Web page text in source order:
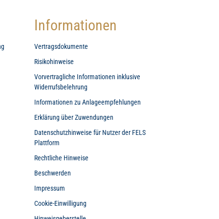
Informationen
Vertragsdokumente
Risikohinweise
Vorvertragliche Informationen inklusive
Widerrufsbelehrung
Informationen zu Anlageempfehlungen
Erklärung über Zuwendungen
Datenschutzhinweise für Nutzer der FELS
Plattform
Rechtliche Hinweise
Beschwerden
Impressum
Cookie-Einwilligung